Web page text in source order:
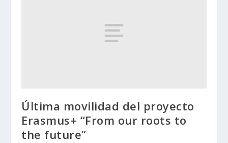
Última movilidad del proyecto
Erasmus+ “From our roots to
the future”